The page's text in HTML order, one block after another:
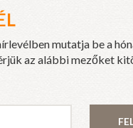
mutatja be a
az alábbi mezőket